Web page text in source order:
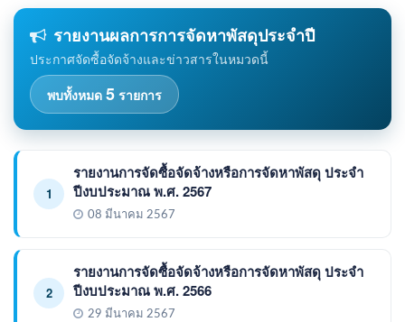
รายงานผลการการจัดหาพัสดุประจำปี
ประกาศจัดซื้อจัดจ้างและข่าวสารในหมวดนี้
พบทั้งหมด 5 รายการ
1
รายงานการจัดซื้อจัดจ้างหรือการจัดหาพัสดุ ประจำ
ปีงบประมาณ พ.ศ. 2567
08 มีนาคม 2567
2
รายงานการจัดซื้อจัดจ้างหรือการจัดหาพัสดุ ประจำ
ปีงบประมาณ พ.ศ. 2566
29 มีนาคม 2567